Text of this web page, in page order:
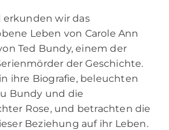
erkunden wir das
Leben von Carole Ann
Ted Bundy, einem der
der Geschichte.
ihre Biografie, beleuchten
Bundy und die
Rose, und betrachten die
Beziehung auf ihr Leben.